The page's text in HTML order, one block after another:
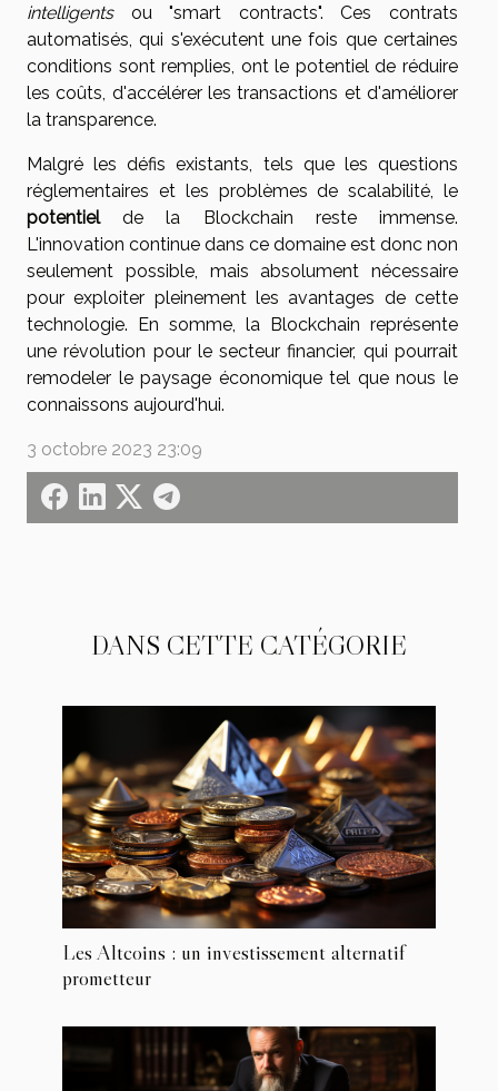
intelligentsou "smart contracts". Ces contrats
automatisés, qui s'exécutent une fois que certaines
conditions sont remplies, ont le potentiel de réduire
les coûts, d'accélérer les transactions et d'améliorer
la transparence.
Malgré les défis existants, tels que les questions
réglementaires et les problèmes de scalabilité, le
potentielde la Blockchain reste immense.
L'innovation continue dans ce domaine est donc non
seulement possible, mais absolument nécessaire
pour exploiter pleinement les avantages de cette
technologie. En somme, la Blockchain représente
une révolution pour le secteur financier, qui pourrait
remodeler le paysage économique tel que nous le
connaissons aujourd'hui.
3 octobre 2023 23:09
DANS CETTE CATÉGORIE
Les Altcoins : un investissement alternatif
prometteur